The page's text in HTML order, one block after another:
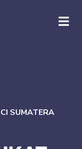
SUMATERA